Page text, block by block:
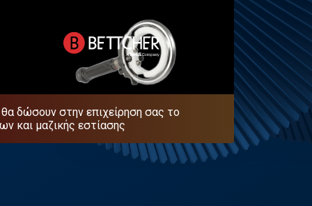
θα δώσουν στην επιχείρηση σας το
και μαζικής εστίασης